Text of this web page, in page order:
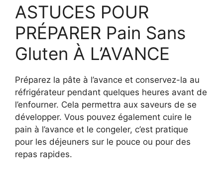
ASTUCES POUR
PRÉPARER Pain Sans
Gluten À L’AVANCE
Préparez la pâte à l’avance et conservez-la au
réfrigérateur pendant quelques heures avant de
l’enfourner. Cela permettra aux saveurs de se
développer. Vous pouvez également cuire le
pain à l’avance et le congeler, c’est pratique
pour les déjeuners sur le pouce ou pour des
repas rapides.